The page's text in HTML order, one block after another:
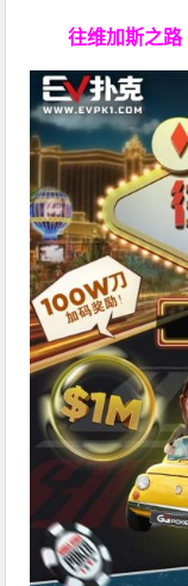
往维加斯之路